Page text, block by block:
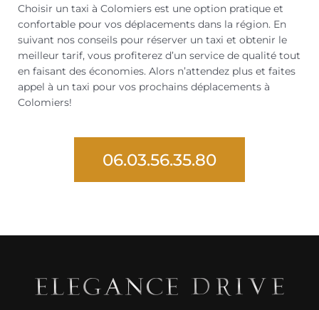
Choisir un taxi à Colomiers est une option pratique et
confortable pour vos déplacements dans la région. En
suivant nos conseils pour réserver un taxi et obtenir le
meilleur tarif, vous profiterez d’un service de qualité tout
en faisant des économies. Alors n’attendez plus et faites
appel à un taxi pour vos prochains déplacements à
Colomiers!
06.03.56.35.80